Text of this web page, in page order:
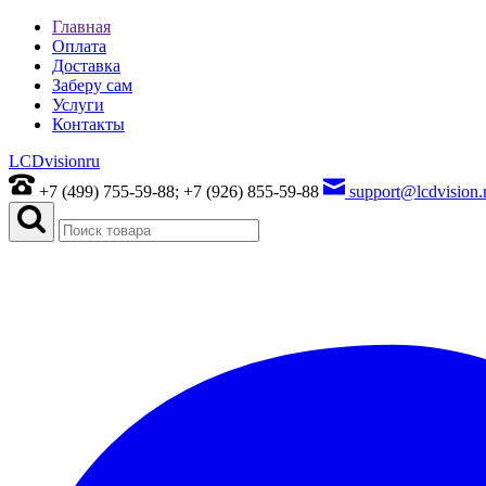
Главная
Оплата
Доставка
Заберу сам
Услуги
Контакты
LCDvisionru
+7 (499) 755-59-88; +7 (926) 855-59-88